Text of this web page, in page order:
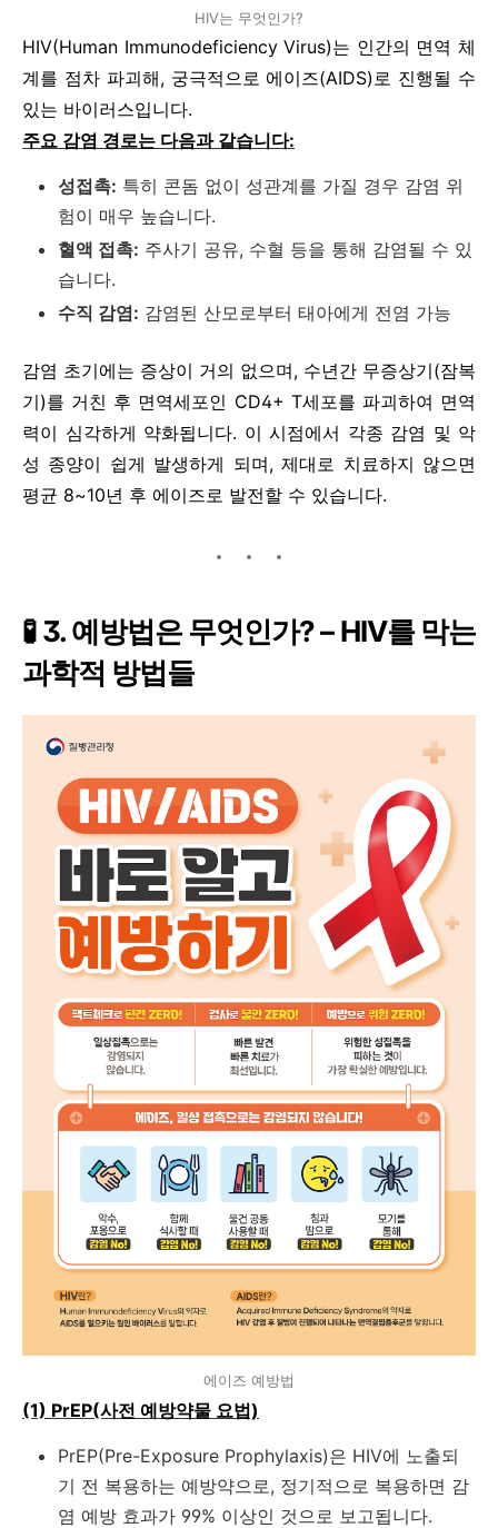
HIV는 무엇인가?
HIV(Human Immunodeficiency Virus)는 인간의 면역 체
계를 점차 파괴해, 궁극적으로 에이즈(AIDS)로 진행될 수
있는 바이러스입니다.
주요 감염 경로는 다음과 같습니다:
성접촉: 특히 콘돔 없이 성관계를 가질 경우 감염 위
험이 매우 높습니다.
혈액 접촉: 주사기 공유, 수혈 등을 통해 감염될 수 있
습니다.
수직 감염: 감염된 산모로부터 태아에게 전염 가능
감염 초기에는 증상이 거의 없으며, 수년간 무증상기(잠복
기)를 거친 후 면역세포인 CD4+ T세포를 파괴하여 면역
력이 심각하게 약화됩니다. 이 시점에서 각종 감염 및 악
성 종양이 쉽게 발생하게 되며, 제대로 치료하지 않으면
평균 8~10년 후 에이즈로 발전할 수 있습니다.
🧪 3. 예방법은 무엇인가? – HIV를 막는
과학적 방법들
에이즈 예방법
(1) PrEP(사전 예방약물 요법)
PrEP(Pre-Exposure Prophylaxis)은 HIV에 노출되
기 전 복용하는 예방약으로, 정기적으로 복용하면 감
염 예방 효과가 99% 이상인 것으로 보고됩니다.